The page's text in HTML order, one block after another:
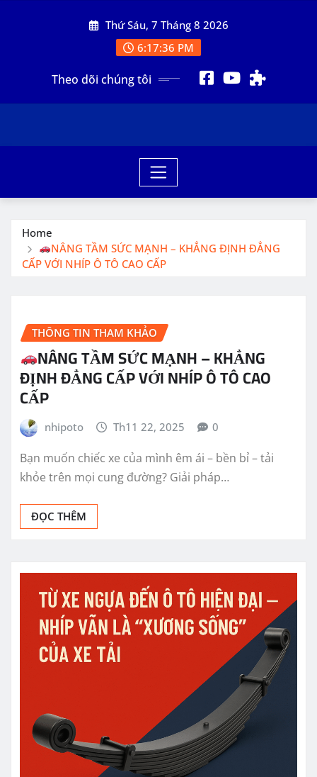
Thứ Sáu, 7 Tháng 8 2026
6:17:38 PM
Theo dõi chúng tôi
Home
NÂNG TẦM SỨC MẠNH – KHẲNG ĐỊNH ĐẲNG
CẤP VỚI NHÍP Ô TÔ CAO CẤP
THÔNG TIN THAM KHẢO
NÂNG TẦM SỨC MẠNH – KHẲNG
ĐỊNH ĐẲNG CẤP VỚI NHÍP Ô TÔ CAO
CẤP
nhipoto Th11 22, 2025 0
Bạn muốn chiếc xe của mình êm ái – bền bỉ – tải
khỏe trên mọi cung đường? Giải pháp…
ĐỌC THÊM